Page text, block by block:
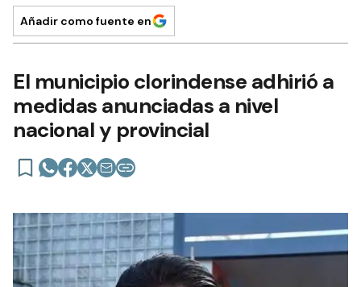
Añadir como fuente en
El municipio clorindense adhirió a
medidas anunciadas a nivel
nacional y provincial